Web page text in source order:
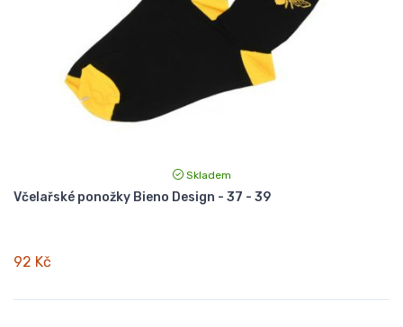
Skladem
Včelařské ponožky Bieno Design - 37 - 39
92 Kč